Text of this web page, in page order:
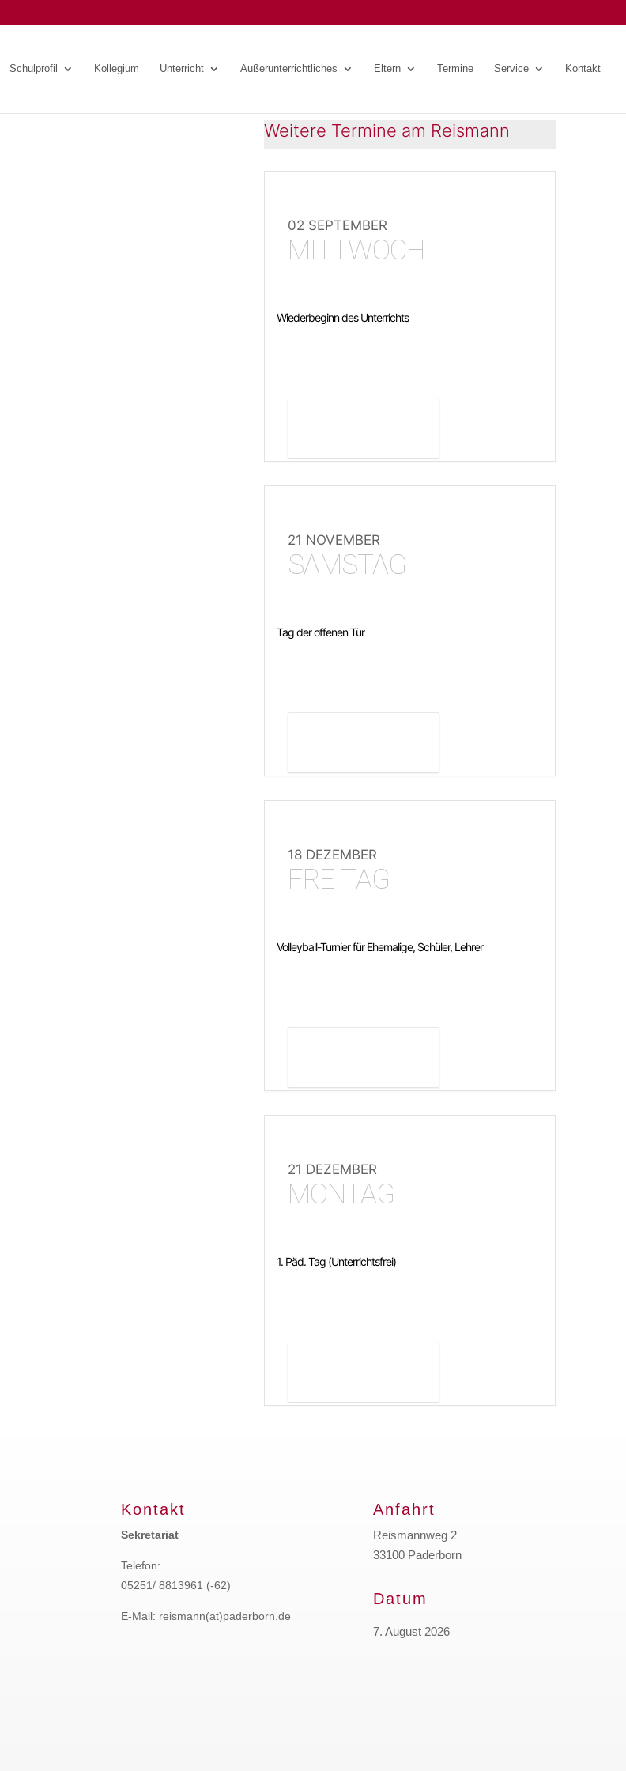
Schulprofil Kollegium Unterricht Außerunterrichtliches Eltern Termine Service Kontakt
Weitere Termine am Reismann
02 SEPTEMBER
MITTWOCH
Wiederbeginn des Unterrichts
21 NOVEMBER
SAMSTAG
Tag der offenen Tür
18 DEZEMBER
FREITAG
Volleyball-Turnier für Ehemalige, Schüler, Lehrer
21 DEZEMBER
MONTAG
1. Päd. Tag (Unterrichtsfrei)
Kontakt
Sekretariat
Telefon:
05251/ 8813961 (-62)
E-Mail: reismann(at)paderborn.de
Anfahrt
Reismannweg 2
33100 Paderborn
Datum
7. August 2026